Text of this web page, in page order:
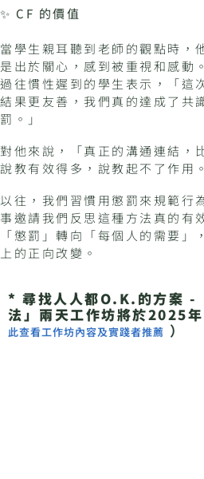
✨ CF 的價值
當學生親耳聽到老師的觀點時，
是出於關心，感到被重視和感動。
過往慣性遲到的學生表示，「這
結果更友善，我們真的達成了共
罰。」
對他來說，「真正的溝通連結，
說教有效得多，說教起不了作用
以往，我們習慣用懲罰來規範
事邀請我們反思這種方法真的有
「懲罰」轉向「每個人的需要」
上的正向改變。
* 尋找人人都O.K.的方案 -
法」兩天工作坊將於2025
此查看工作坊內容及實踐者推薦 ）